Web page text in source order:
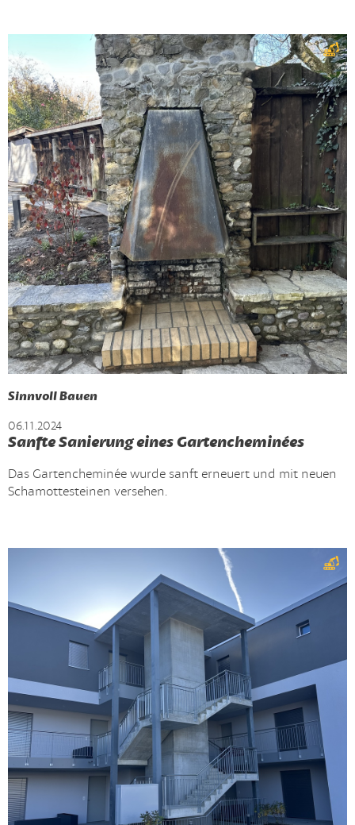
Sinnvoll Bauen
06.11.2024
Sanfte Sanierung eines Gartencheminées
Das Gartencheminée wurde sanft erneuert und mit neuen
Schamottesteinen versehen.